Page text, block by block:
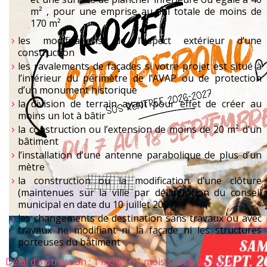
m² , pour une emprise au sol totale de moins de
170 m²
les modifications de l’aspect extérieur d’une
construction
les ravalements de façades si votre projet est situé à
l’intérieur du périmètre de l’AVAP ou de protection
d’un monument historique
la division de terrain ayant pour effet de créer au
moins un lot à bâtir
la construction ou l’extension de moins de 20 m² d’un
bâtiment
l’installation d’une antenne parabolique de plus d’un
mètre
la construction ou la modification d’une clôture
(maintenues sur la ville par délibération du conseil
municipal en date du 10 juillet 2007)
les changements de destination sans travaux ou avec
travaux ne modifiant ni la façade ni les structures
porteuses du bâtiment
Délai d’instruction : 1 mois (+ 1 mois si avis de l’ABF)